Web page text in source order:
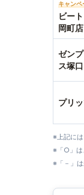
キャンペ
ビー
岡町店
ゼン
ス塚
プリ
※上記に
※「○」は
※「－」